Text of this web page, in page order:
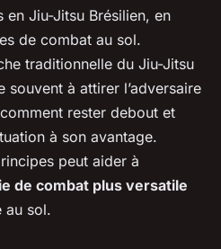
en Jiu-Jitsu Brésilien, en
de combat au sol.
traditionnelle du Jiu-Jitsu
souvent à attirer l’adversaire
rester debout et
à son avantage.
peut aider à
de combat plus versatile
au sol.